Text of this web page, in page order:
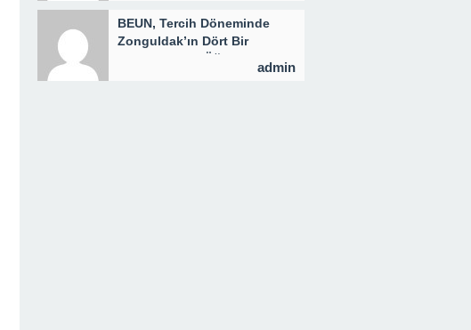
BEUN, Tercih Döneminde
Zonguldak’ın Dört Bir
Yanında Aday Öğrencilerle
admin